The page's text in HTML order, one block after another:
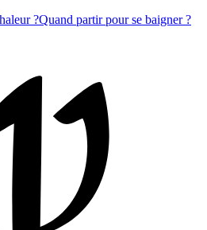
?Quand partir pour se baigner ?